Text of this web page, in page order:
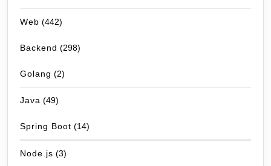
Web (442)
Backend (298)
Golang (2)
Java (49)
Spring Boot (14)
Node.js (3)